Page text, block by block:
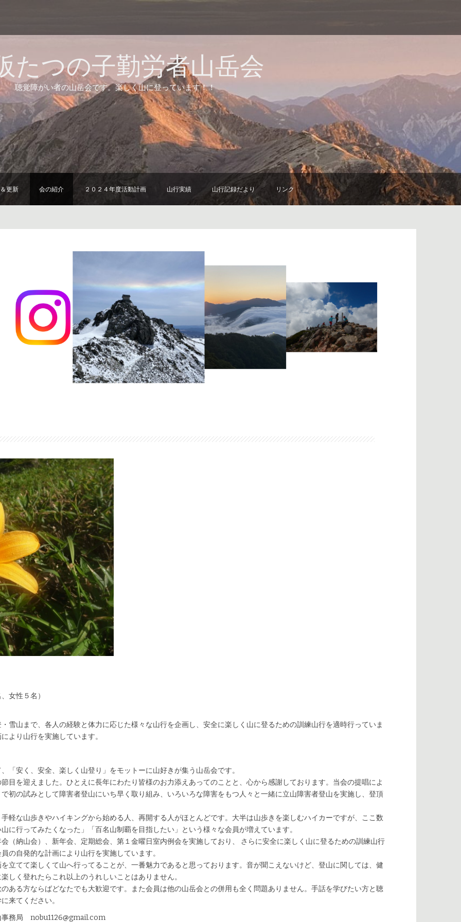
たつの子勤労者山岳会
聴覚障がい者の山岳会です。楽しく山に登っています！！
更新 会の紹介 ２０２４年度活動計画 山行実績 山行記録だより リンク
女性５名）
雪山まで、各人の経験と体力に応じた様々な山行を企画し、安全に楽しく山に登るための訓練山行を適時行っていま
より山行を実施しています。
安く、安全、楽しく山登り」をモットーに山好きが集う山岳会です。
を迎えました。ひとえに長年にわたり皆様のお力添えあってのことと、心から感謝しております。当会の提唱によ
初の試みとして障害者登山にいち早く取り組み、いろいろな障害をもつ人々と一緒に立山障害者登山を実施し、登頂
な山歩きやハイキングから始める人、再開する人がほとんどです。大半は山歩きを楽しむハイカーですが、ここ数
に行ってみたくなった」「百名山制覇を目指したい」という様々な会員が増えています。
納山会）、新年会、定期総会、第１金曜日室内例会を実施しており、 さらに安全に楽しく山に登るための訓練山行
の自発的な計画により山行を実施しています。
てて楽しくて山へ行ってることが、一番魅力であると思っております。音が聞こえないけど、登山に関しては、健
しく登れたらこれ以上のうれしいことはありません。
る方ならばどなたでも大歓迎です。また会員は他の山岳会との併用も全く問題ありません。手話を学びたい方と聴
来てください。
事務局 nobu1126@gmail.com